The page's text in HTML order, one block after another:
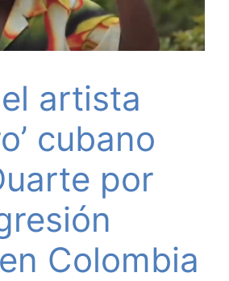
artista
cubano
por
Colombia